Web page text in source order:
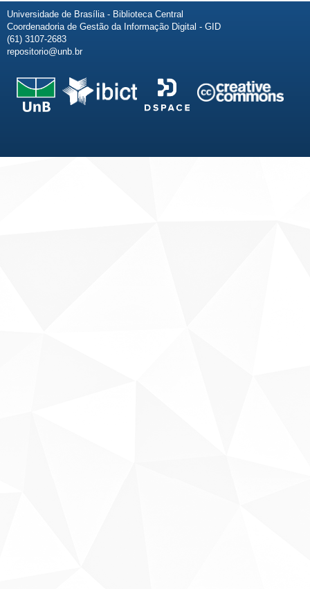
Universidade de Brasília - Biblioteca Central
Coordenadoria de Gestão da Informação Digital - GID
(61) 3107-2683
repositorio@unb.br